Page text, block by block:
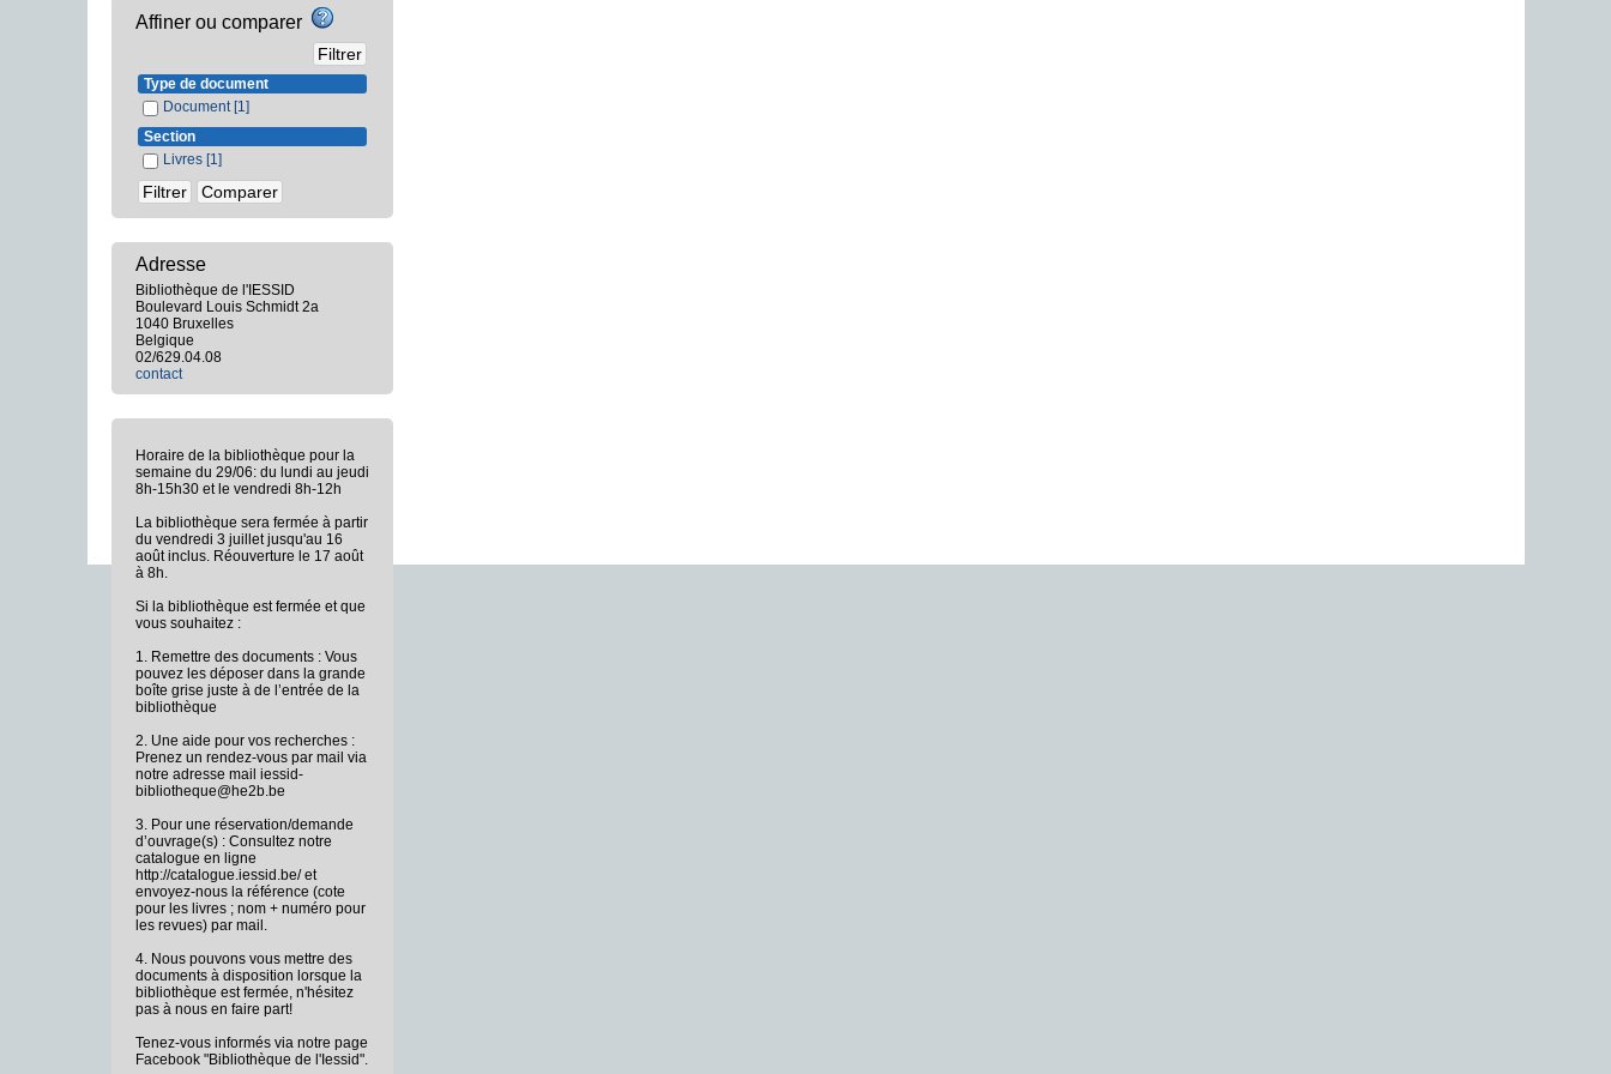
Affiner ou comparer
Type de document
Document [1]
Section
Livres [1]
Adresse
Bibliothèque de l'IESSID
Boulevard Louis Schmidt 2a
1040 Bruxelles
Belgique
02/629.04.08
contact
Horaire de la bibliothèque pour la
semaine du 29/06: du lundi au jeudi
8h-15h30 et le vendredi 8h-12h
La bibliothèque sera fermée à partir
du vendredi 3 juillet jusqu'au 16
août inclus. Réouverture le 17 août
à 8h.
Si la bibliothèque est fermée et que
vous souhaitez :
1. Remettre des documents : Vous
pouvez les déposer dans la grande
boîte grise juste à de l’entrée de la
bibliothèque
2. Une aide pour vos recherches :
Prenez un rendez-vous par mail via
notre adresse mail iessid-
bibliotheque@he2b.be
3. Pour une réservation/demande
d’ouvrage(s) : Consultez notre
catalogue en ligne
http://catalogue.iessid.be/ et
envoyez-nous la référence (cote
pour les livres ; nom + numéro pour
les revues) par mail.
4. Nous pouvons vous mettre des
documents à disposition lorsque la
bibliothèque est fermée, n'hésitez
pas à nous en faire part!
Tenez-vous informés via notre page
Facebook "Bibliothèque de l'Iessid".